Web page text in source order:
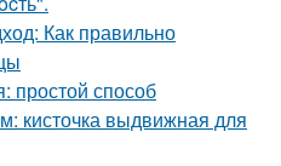
Как правильно
простой способ
кисточка выдвижная для